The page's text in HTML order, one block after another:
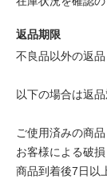
返品期限
不良品以外の返
以下の場合は返
ご使用済みの商品
お客様による破
商品到着後7日以